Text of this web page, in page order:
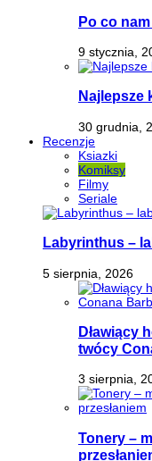
Po co
9 stycznia,
Najlepsze
30 grudnia,
Recenzje
Ksiazki
Komiksy
Filmy
Seriale
Labyrinthus –
5 sierpnia, 2026
Dławiący
twócy
3 sierpnia,
Tonery –